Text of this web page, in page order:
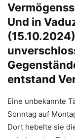
Und in
entstand
Eine unbekannte
Sonntag auf
Dort hebelte sie